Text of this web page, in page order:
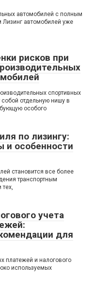
автомобилей с полным
автомобилей уже
рисков при
спортивных
отдельную нишу в
особого
по лизингу:
и особенности
становится все более
транспортным
тех,
учета
для
платежей и налогового
используемых